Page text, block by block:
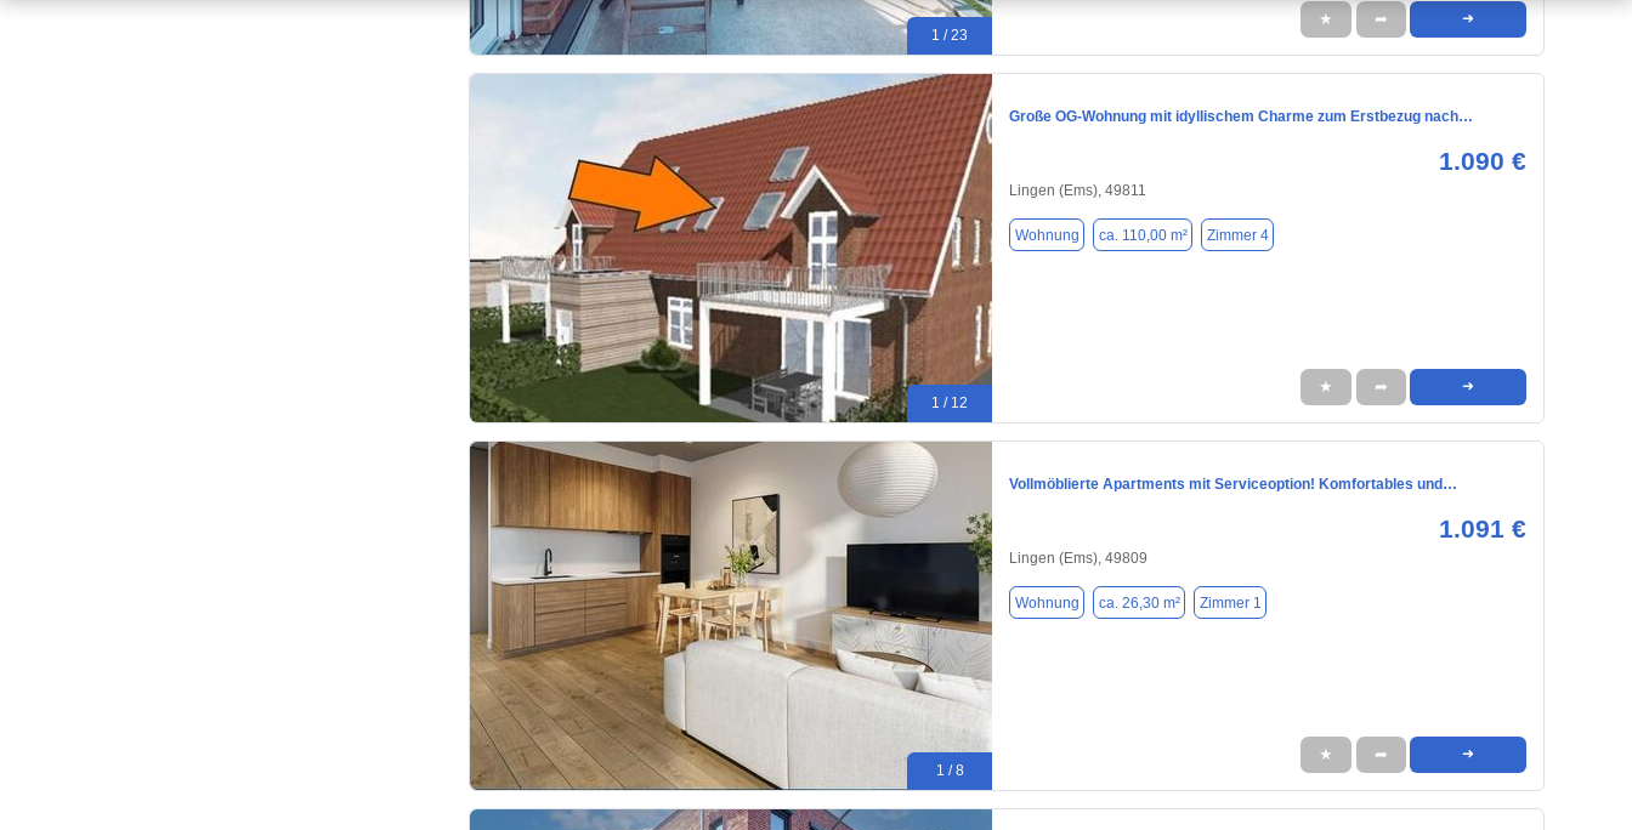
1 / 23
★ ➦ ➜
1 / 12
Große OG-Wohnung mit idyllischem Charme zum Erstbezug nach…
1.090 €
Lingen (Ems), 49811
Wohnung ca. 110,00 m² Zimmer 4
★ ➦ ➜
1 / 8
Vollmöblierte Apartments mit Serviceoption! Komfortables und…
1.091 €
Lingen (Ems), 49809
Wohnung ca. 26,30 m² Zimmer 1
★ ➦ ➜